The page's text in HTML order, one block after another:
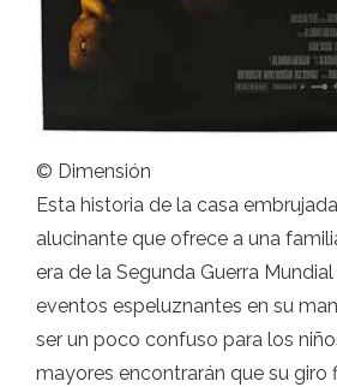
© Dimensión
Esta historia de la casa
alucinante que ofrece a una
era de la Segunda Guerra
eventos espeluznantes en su
ser un poco confuso para los
mayores encontrarán que su giro